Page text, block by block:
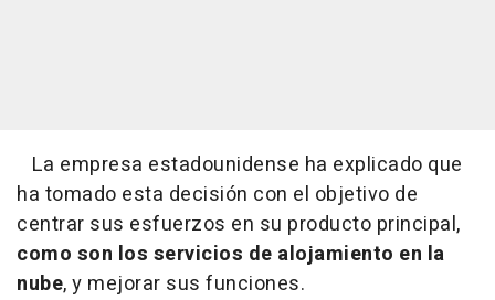
La empresa estadounidense ha explicado que
ha tomado esta decisión con el objetivo de
centrar sus esfuerzos en su producto principal,
como son los servicios de alojamiento en la
nube, y mejorar sus funciones.